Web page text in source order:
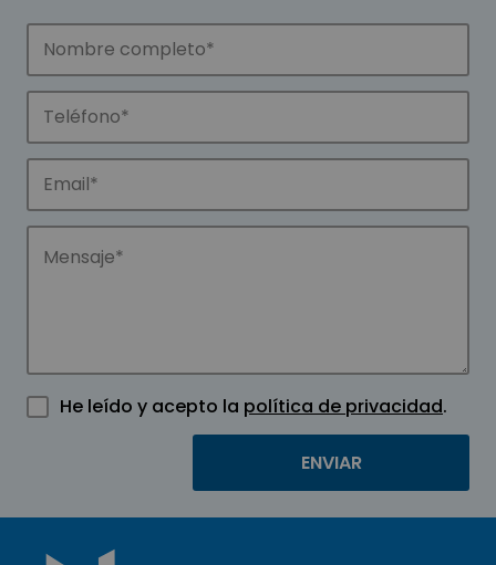
He leído y acepto la política de privacidad.